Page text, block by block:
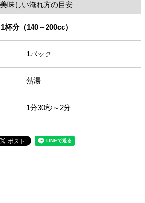
美味しい淹れ方の目安
1杯分（140～200cc）
1パック
熱湯
1分30秒～2分